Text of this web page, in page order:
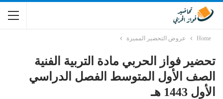
Home عروض التحضير المميزة
تحضير فواز الحربي مادة التربية الفنية
الصف الأول المتوسط الفصل الدراسي
الأول 1443 هـ